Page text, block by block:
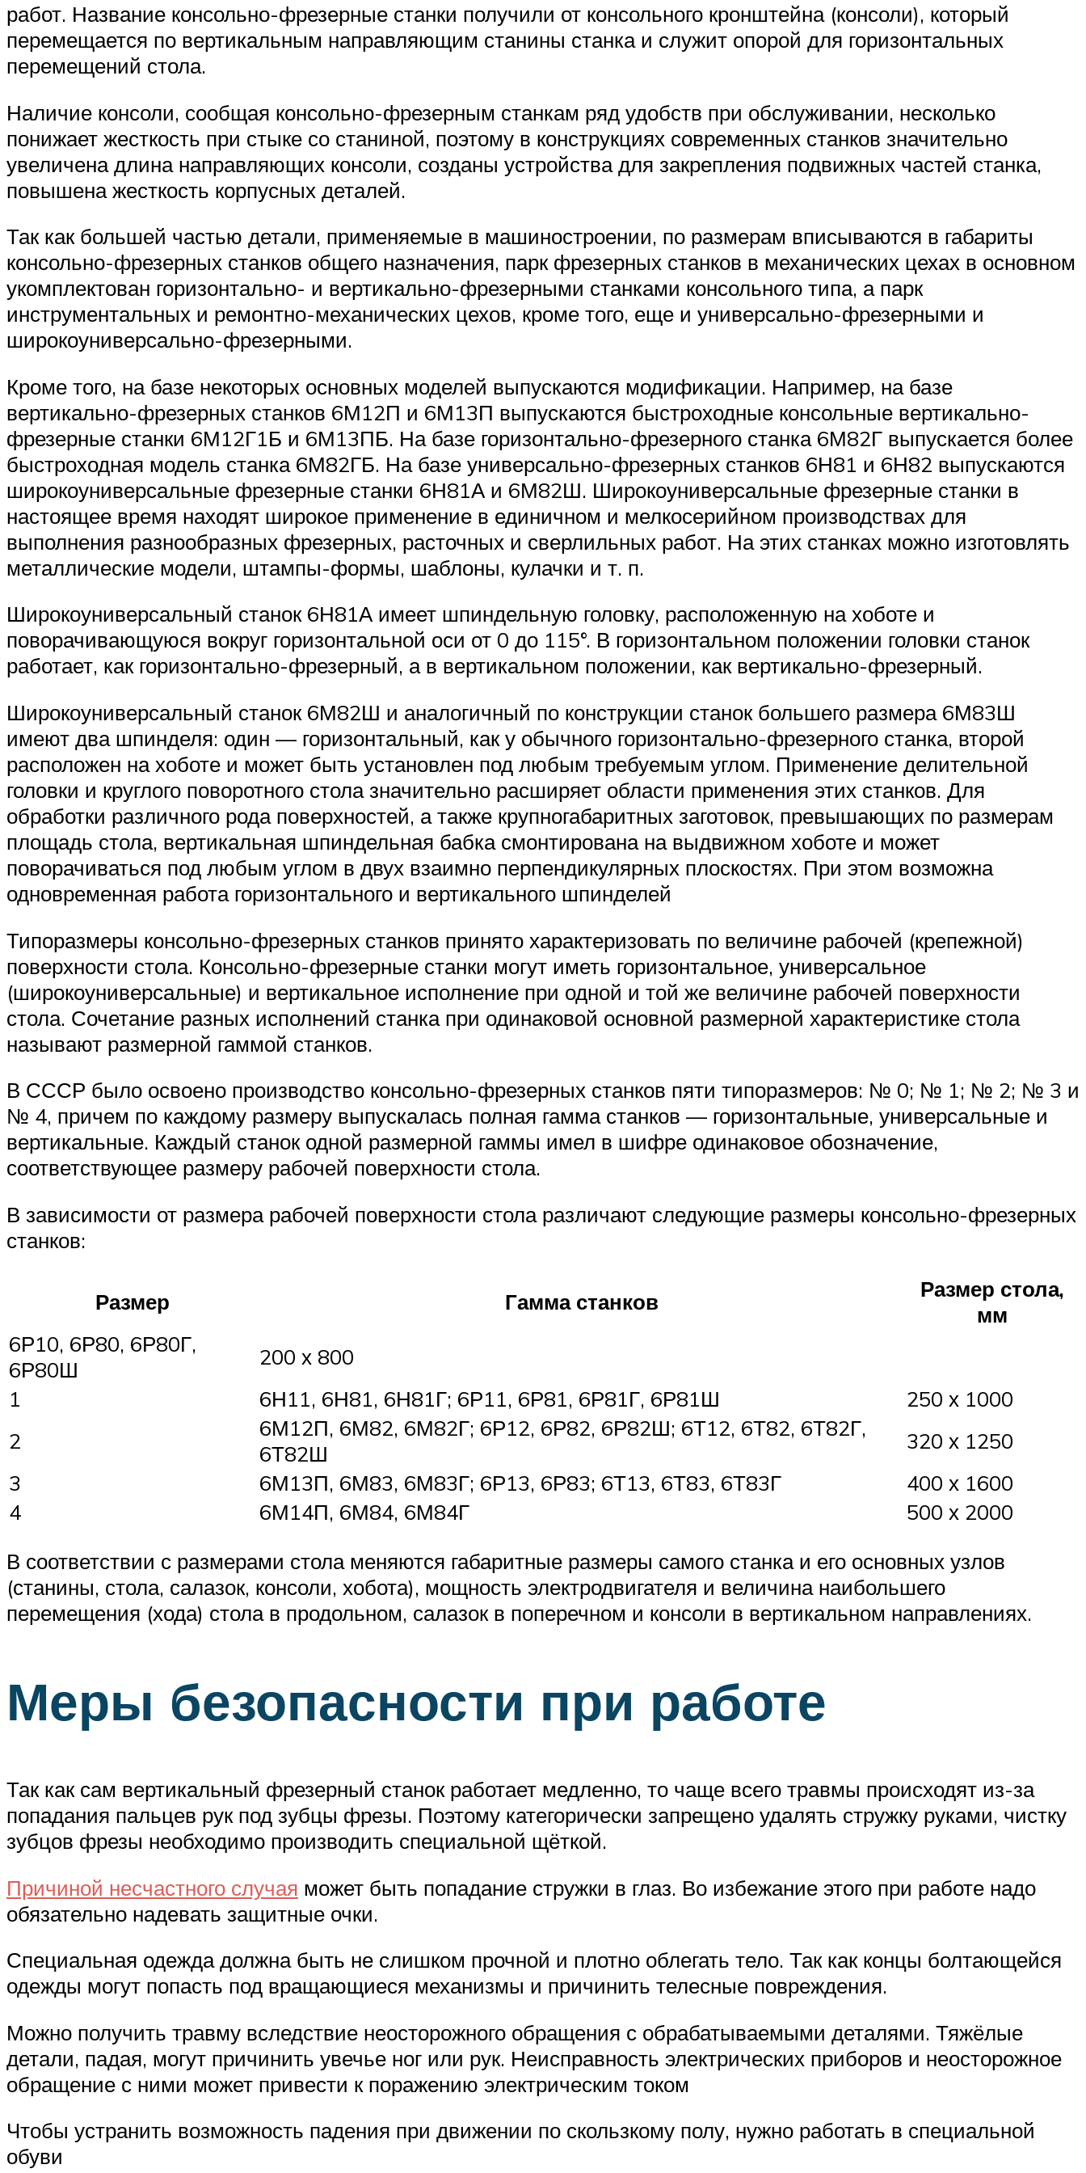
работ. Название консольно-фрезерные станки получили от консольного кронштейна (консоли), который
перемещается по вертикальным направляющим станины станка и служит опорой для горизонтальных
перемещений стола.
Наличие консоли, сообщая консольно-фрезерным станкам ряд удобств при обслуживании, несколько
понижает жесткость при стыке со станиной, поэтому в конструкциях современных станков значительно
увеличена длина направляющих консоли, созданы устройства для закрепления подвижных частей станка,
повышена жесткость корпусных деталей.
Так как большей частью детали, применяемые в машиностроении, по размерам вписываются в габариты
консольно-фрезерных станков общего назначения, парк фрезерных станков в механических цехах в основном
укомплектован горизонтально- и вертикально-фрезерными станками консольного типа, а парк
инструментальных и ремонтно-механических цехов, кроме того, еще и универсально-фрезерными и
широкоуниверсально-фрезерными.
Кроме того, на базе некоторых основных моделей выпускаются модификации. Например, на базе
вертикально-фрезерных станков 6М12П и 6М13П выпускаются быстроходные консольные вертикально-
фрезерные станки 6М12Г1Б и 6М13ПБ. На базе горизонтально-фрезерного станка 6М82Г выпускается более
быстроходная модель станка 6М82ГБ. На базе универсально-фрезерных станков 6Н81 и 6Н82 выпускаются
широкоуниверсальные фрезерные станки 6Н81А и 6М82Ш. Широкоуниверсальные фрезерные станки в
настоящее время находят широкое применение в единичном и мелкосерийном производствах для
выполнения разнообразных фрезерных, расточных и сверлильных работ. На этих станках можно изготовлять
металлические модели, штампы-формы, шаблоны, кулачки и т. п.
Широкоуниверсальный станок 6Н81А имеет шпиндельную головку, расположенную на хоботе и
поворачивающуюся вокруг горизонтальной оси от 0 до 115°. В горизонтальном положении головки станок
работает, как горизонтально-фрезерный, а в вертикальном положении, как вертикально-фрезерный.
Широкоуниверсальный станок 6М82Ш и аналогичный по конструкции станок большего размера 6М83Ш
имеют два шпинделя: один — горизонтальный, как у обычного горизонтально-фрезерного станка, второй
расположен на хоботе и может быть установлен под любым требуемым углом. Применение делительной
головки и круглого поворотного стола значительно расширяет области применения этих станков. Для
обработки различного рода поверхностей, а также крупногабаритных заготовок, превышающих по размерам
площадь стола, вертикальная шпиндельная бабка смонтирована на выдвижном хоботе и может
поворачиваться под любым углом в двух взаимно перпендикулярных плоскостях. При этом возможна
одновременная работа горизонтального и вертикального шпинделей
Типоразмеры консольно-фрезерных станков принято характеризовать по величине рабочей (крепежной)
поверхности стола. Консольно-фрезерные станки могут иметь горизонтальное, универсальное
(широкоуниверсальные) и вертикальное исполнение при одной и той же величине рабочей поверхности
стола. Сочетание разных исполнений станка при одинаковой основной размерной характеристике стола
называют размерной гаммой станков.
В СССР было освоено производство консольно-фрезерных станков пяти типоразмеров: № 0; № 1; № 2; № 3 и
№ 4, причем по каждому размеру выпускалась полная гамма станков — горизонтальные, универсальные и
вертикальные. Каждый станок одной размерной гаммы имел в шифре одинаковое обозначение,
соответствующее размеру рабочей поверхности стола.
В зависимости от размера рабочей поверхности стола различают следующие размеры консольно-фрезерных
станков:
Размер Гамма станков
Размер стола,
мм
6Р10, 6Р80, 6Р80Г,
6Р80Ш
200 х 800
1
6Н11, 6Н81, 6Н81Г; 6Р11, 6Р81, 6Р81Г, 6Р81Ш
250 х 1000
2
6М12П, 6М82, 6М82Г; 6Р12, 6Р82, 6Р82Ш; 6Т12, 6Т82, 6Т82Г,
6Т82Ш
320 х 1250
3
6М13П, 6М83, 6М83Г; 6Р13, 6Р83; 6Т13, 6Т83, 6Т83Г
400 х 1600
4
6М14П, 6М84, 6М84Г
500 х 2000
В соответствии с размерами стола меняются габаритные размеры самого станка и его основных узлов
(станины, стола, салазок, консоли, хобота), мощность электродвигателя и величина наибольшего
перемещения (хода) стола в продольном, салазок в поперечном и консоли в вертикальном направлениях.
Меры безопасности при работе
Так как сам вертикальный фрезерный станок работает медленно, то чаще всего травмы происходят из-за
попадания пальцев рук под зубцы фрезы. Поэтому категорически запрещено удалять стружку руками, чистку
зубцов фрезы необходимо производить специальной щёткой.
Причиной несчастного случая может быть попадание стружки в глаз. Во избежание этого при работе надо
обязательно надевать защитные очки.
Специальная одежда должна быть не слишком прочной и плотно облегать тело. Так как концы болтающейся
одежды могут попасть под вращающиеся механизмы и причинить телесные повреждения.
Можно получить травму вследствие неосторожного обращения с обрабатываемыми деталями. Тяжёлые
детали, падая, могут причинить увечье ног или рук. Неисправность электрических приборов и неосторожное
обращение с ними может привести к поражению электрическим током
Чтобы устранить возможность падения при движении по скользкому полу, нужно работать в специальной
обуви